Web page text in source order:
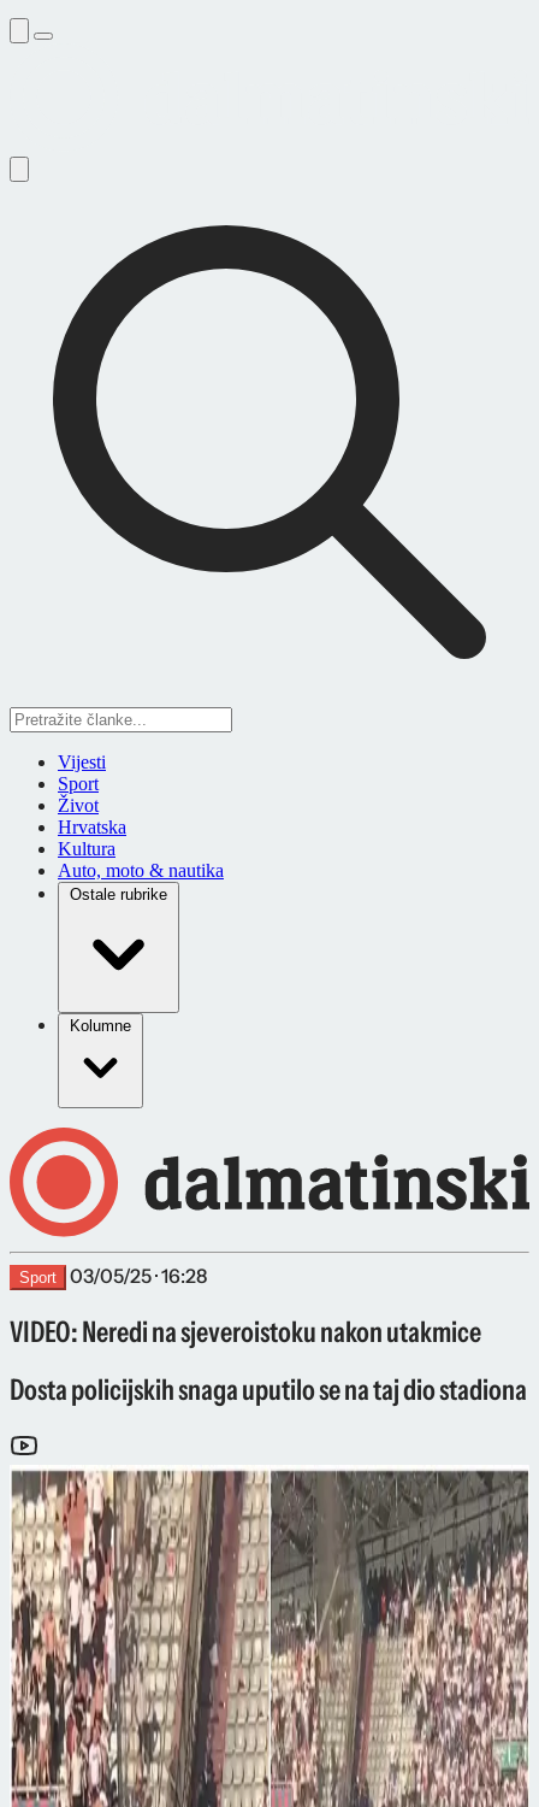
Vijesti
Sport
Život
Hrvatska
Kultura
Auto, moto & nautika
Ostale rubrike
Kolumne
Sport 03/05/25 · 16:28
VIDEO: Neredi na sjeveroistoku nakon utakmice
Dosta policijskih snaga uputilo se na taj dio stadiona